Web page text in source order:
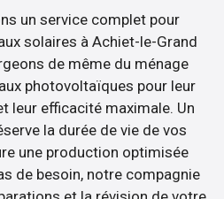
un service complet pour
solaires à Achiet-le-Grand
de même du ménage
photovoltaïques pour leur
leur efficacité maximale. Un
la durée de vie de vos
une production optimisée
de besoin, notre compagnie